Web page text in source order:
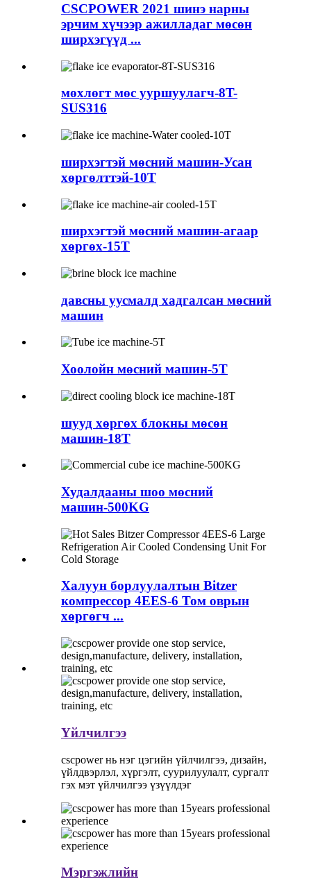
CSCPOWER 2021 шинэ нарны
эрчим хүчээр ажилладаг мөсөн
ширхэгүүд ...
мөхлөгт мөс ууршуулагч-8T-
SUS316
ширхэгтэй мөсний машин-Усан
хөргөлттэй-10Т
ширхэгтэй мөсний машин-агаар
хөргөх-15Т
давсны уусмалд хадгалсан мөсний
машин
Хоолойн мөсний машин-5Т
шууд хөргөх блокны мөсөн
машин-18Т
Худалдааны шоо мөсний
машин-500KG
Халуун борлуулалтын Bitzer
компрессор 4EES-6 Том оврын
хөргөгч ...
Үйлчилгээ
cscpower нь нэг цэгийн үйлчилгээ, дизайн,
үйлдвэрлэл, хүргэлт, суурилуулалт, сургалт
гэх мэт үйлчилгээ үзүүлдэг
Мэргэжлийн